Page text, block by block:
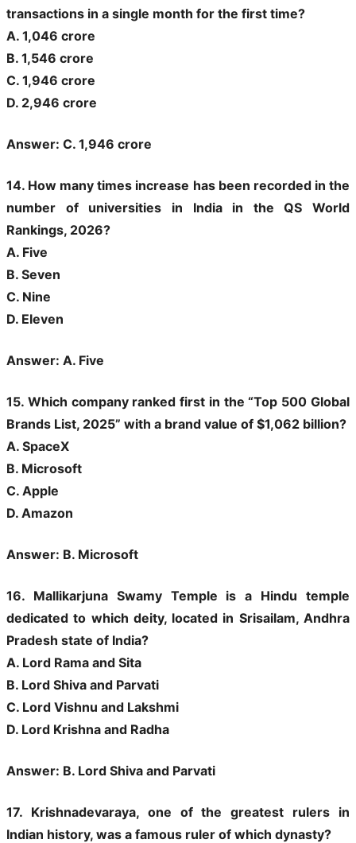
transactions in a single month for the first time?
A. 1,046 crore
B. 1,546 crore
C. 1,946 crore
D. 2,946 crore
Answer: C. 1,946 crore
14. How many times increase has been recorded in the
number of universities in India in the QS World
Rankings, 2026?
A. Five
B. Seven
C. Nine
D. Eleven
Answer: A. Five
15. Which company ranked first in the “Top 500 Global
Brands List, 2025” with a brand value of $1,062 billion?
A. SpaceX
B. Microsoft
C. Apple
D. Amazon
Answer: B. Microsoft
16. Mallikarjuna Swamy Temple is a Hindu temple
dedicated to which deity, located in Srisailam, Andhra
Pradesh state of India?
A. Lord Rama and Sita
B. Lord Shiva and Parvati
C. Lord Vishnu and Lakshmi
D. Lord Krishna and Radha
Answer: B. Lord Shiva and Parvati
17. Krishnadevaraya, one of the greatest rulers in
Indian history, was a famous ruler of which dynasty?